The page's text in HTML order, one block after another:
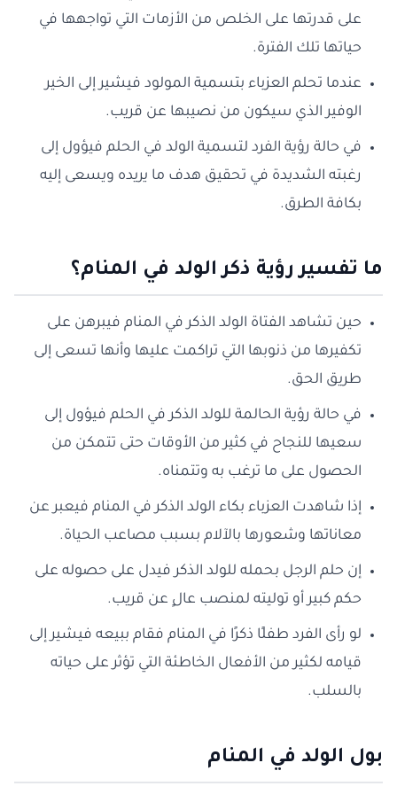
على قدرتها على الخلص من الأزمات التي تواجهها في
حياتها تلك الفترة.
عندما تحلم العزباء بتسمية المولود فيشير إلى الخير
الوفير الذي سيكون من نصيبها عن قريب.
في حالة رؤية الفرد لتسمية الولد في الحلم فيؤول إلى
رغبته الشديدة في تحقيق هدف ما يريده ويسعى إليه
بكافة الطرق.
ما تفسير رؤية ذكر الولد في المنام؟
حين تشاهد الفتاة الولد الذكر في المنام فيبرهن على
تكفيرها من ذنوبها التي تراكمت عليها وأنها تسعى إلى
طريق الحق.
في حالة رؤية الحالمة للولد الذكر في الحلم فيؤول إلى
سعيها للنجاح في كثير من الأوقات حتى تتمكن من
الحصول على ما ترغب به وتتمناه.
إذا شاهدت العزباء بكاء الولد الذكر في المنام فيعبر عن
معاناتها وشعورها بالآلام بسبب مصاعب الحياة.
إن حلم الرجل بحمله للولد الذكر فيدل على حصوله على
حكم كبير أو توليته لمنصب عالٍ عن قريب.
لو رأى الفرد طفلًا ذكرًا في المنام فقام ببيعه فيشير إلى
قيامه لكثير من الأفعال الخاطئة التي تؤثر على حياته
بالسلب.
بول الولد في المنام